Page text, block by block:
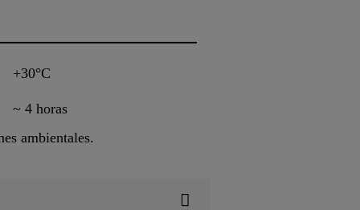
+30°C
~ 4 horas
ambientales.